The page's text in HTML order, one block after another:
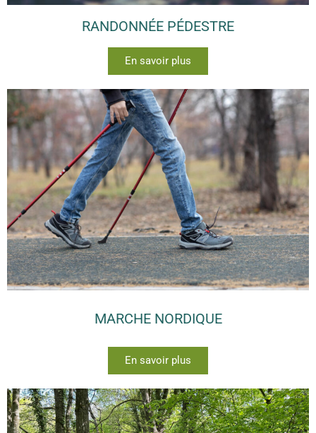
RANDONNÉE PÉDESTRE
En savoir plus
MARCHE NORDIQUE
En savoir plus